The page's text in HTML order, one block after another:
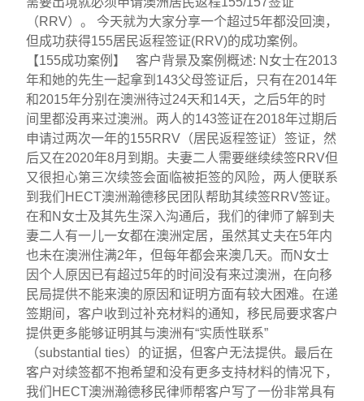
（RRV）。 今天就为大家分享一个超过5年都没回澳，
但成功获得155居民返程签证(RRV)的成功案例。
【155成功案例】 客户背景及案例概述: N女士在2013
年和她的先生一起拿到143父母签证后，只有在2014年
和2015年分别在澳洲待过24天和14天，之后5年的时
间里都没再来过澳洲。两人的143签证在2018年过期后
申请过两次一年的155RRV（居民返程签证）签证，然
后又在2020年8月到期。夫妻二人需要继续续签RRV但
又很担心第三次续签会面临被拒签的风险，两人便联系
到我们HECT澳洲瀚德移民团队帮助其续签RRV签证。
在和N女士及其先生深入沟通后，我们的律师了解到夫
妻二人有一儿一女都在澳洲定居，虽然其丈夫在5年内
也未在澳洲住满2年，但每年都会来澳几天。而N女士
因个人原因已有超过5年的时间没有来过澳洲，在向移
民局提供不能来澳的原因和证明方面有较大困难。在递
签期间，客户收到过补充材料的通知，移民局要求客户
提供更多能够证明其与澳洲有“实质性联系”
（substantial ties）的证据，但客户无法提供。最后在
客户对续签都不抱希望和没有更多支持材料的情况下，
我们HECT澳洲瀚德移民律师帮客户写了一份非常具有